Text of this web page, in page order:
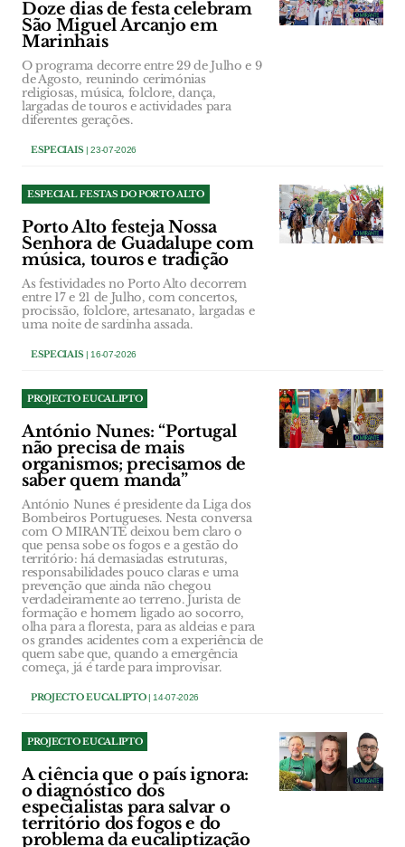
Doze dias de festa celebram
São Miguel Arcanjo em
Marinhais
O programa decorre entre 29 de Julho e 9
de Agosto, reunindo cerimónias
religiosas, música, folclore, dança,
largadas de touros e actividades para
diferentes gerações.
ESPECIAIS| 23-07-2026
ESPECIAL FESTAS DO PORTO ALTO
Porto Alto festeja Nossa
Senhora de Guadalupe com
música, touros e tradição
As festividades no Porto Alto decorrem
entre 17 e 21 de Julho, com concertos,
procissão, folclore, artesanato, largadas e
uma noite de sardinha assada.
ESPECIAIS| 16-07-2026
PROJECTO EUCALIPTO
António Nunes: “Portugal
não precisa de mais
organismos; precisamos de
saber quem manda”
António Nunes é presidente da Liga dos
Bombeiros Portugueses. Nesta conversa
com O MIRANTE deixou bem claro o
que pensa sobe os fogos e a gestão do
território: há demasiadas estruturas,
responsabilidades pouco claras e uma
prevenção que ainda não chegou
verdadeiramente ao terreno. Jurista de
formação e homem ligado ao socorro,
olha para a floresta, para as aldeias e para
os grandes acidentes com a experiência de
quem sabe que, quando a emergência
começa, já é tarde para improvisar.
PROJECTO EUCALIPTO| 14-07-2026
PROJECTO EUCALIPTO
A ciência que o país ignora:
o diagnóstico dos
especialistas para salvar o
território dos fogos e do
problema da eucaliptização